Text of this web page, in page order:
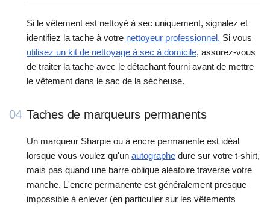
Si le vêtement est nettoyé à sec uniquement, signalez et
identifiez la tache à votre nettoyeur professionnel. Si vous
utilisez un kit de nettoyage à sec à domicile, assurez-vous
de traiter la tache avec le détachant fourni avant de mettre
le vêtement dans le sac de la sécheuse.
04 Taches de marqueurs permanents
Un marqueur Sharpie ou à encre permanente est idéal
lorsque vous voulez qu'un autographe dure sur votre t-shirt,
mais pas quand une barre oblique aléatoire traverse votre
manche. L'encre permanente est généralement presque
impossible à enlever (en particulier sur les vêtements